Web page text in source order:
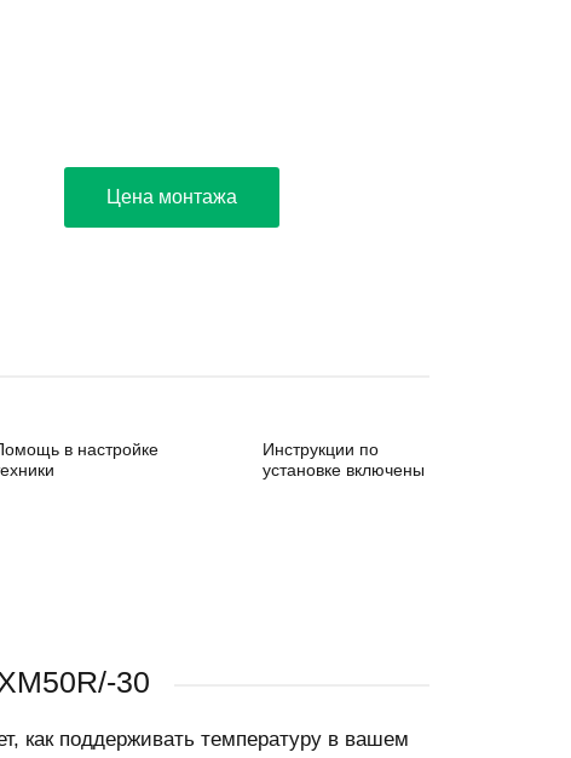
Цена монтажа
в настройке
Инструкции по
установке включены
30
как поддерживать температуру в вашем